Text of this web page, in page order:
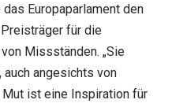
Europaparlament den
für die
Missständen. „Sie
angesichts von
Mut ist eine Inspiration für